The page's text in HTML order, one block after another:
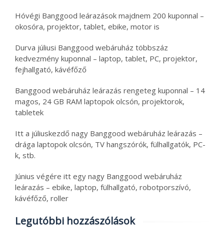
Hóvégi Banggood leárazások majdnem 200 kuponnal –
okosóra, projektor, tablet, ebike, motor is
Durva júliusi Banggood webáruház többszáz
kedvezmény kuponnal – laptop, tablet, PC, projektor,
fejhallgató, kávéfőző
Banggood webáruház leárazás rengeteg kuponnal – 14
magos, 24 GB RAM laptopok olcsón, projektorok,
tabletek
Itt a júliuskezdő nagy Banggood webáruház leárazás –
drága laptopok olcsón, TV hangszórók, fülhallgatók, PC-
k, stb.
Június végére itt egy nagy Banggood webáruház
leárazás – ebike, laptop, fülhallgató, robotporszívó,
kávéfőző, roller
Legutóbbi hozzászólások